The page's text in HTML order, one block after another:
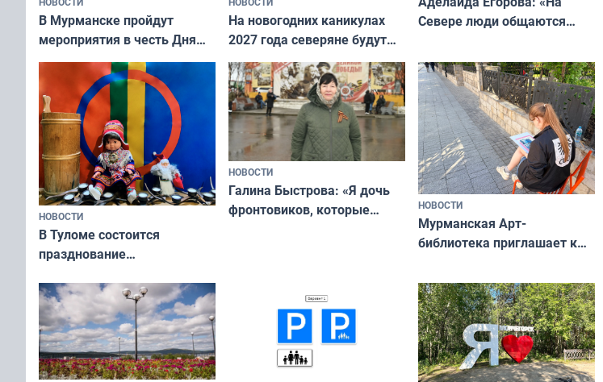
В Мурманске пройдут
мероприятия в честь Дня
физкультурника
На новогодних каникулах
2027 года северяне будут
отдыхать 11 дней
Севере люди общаются
а потому что
ты им интересен»
НОВОСТИ
В Туломе состоится
празднование
коренных народов мира
НОВОСТИ
Галина Быстрова: «Я дочь
фронтовиков, которые
НОВОСТИ
Мурманская Арт-
библиотека приглашает к
и фотографов